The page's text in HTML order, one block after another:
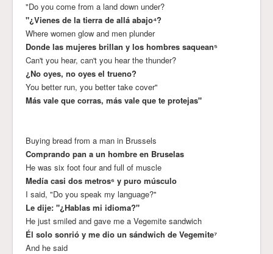
"Do you come from a land down under?
"¿Vienes de la tierra de allá abajo⁴?
Where women glow and men plunder
Donde las mujeres brillan y los hombres saquean⁵
Can't you hear, can't you hear the thunder?
¿No oyes, no oyes el trueno?
You better run, you better take cover"
Más vale que corras, más vale que te protejas"
Buying bread from a man in Brussels
Comprando pan a un hombre en Bruselas
He was six foot four and full of muscle
Medía casi dos metros⁶ y puro músculo
I said, "Do you speak my language?"
Le dije: "¿Hablas mi idioma?"
He just smiled and gave me a Vegemite sandwich
Él solo sonrió y me dio un sándwich de Vegemite⁷
And he said